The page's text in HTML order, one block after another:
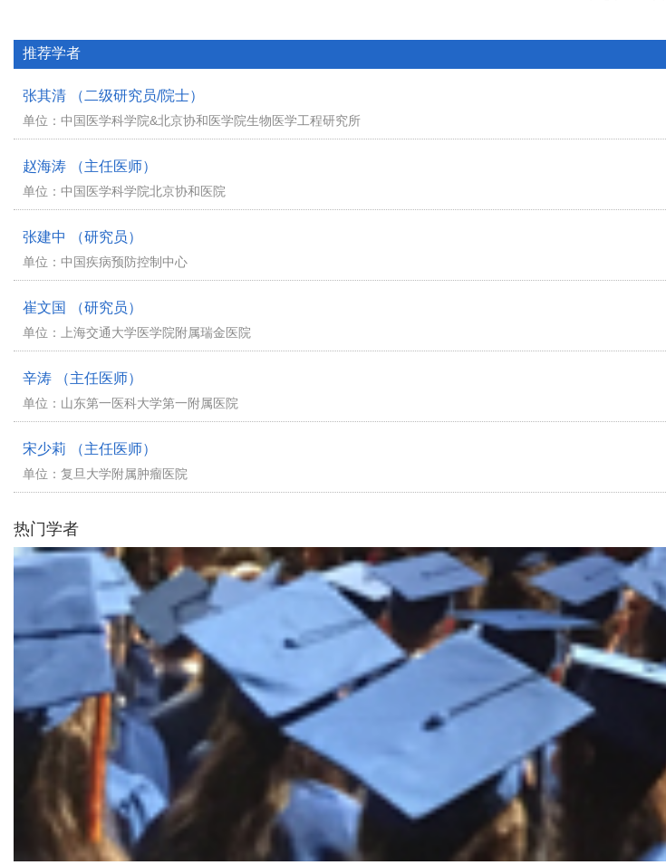
推荐学者
张其清 （二级研究员/院士）
单位：中国医学科学院&北京协和医学院生物医学工程研究所
赵海涛 （主任医师）
单位：中国医学科学院北京协和医院
张建中 （研究员）
单位：中国疾病预防控制中心
崔文国 （研究员）
单位：上海交通大学医学院附属瑞金医院
辛涛 （主任医师）
单位：山东第一医科大学第一附属医院
宋少莉 （主任医师）
单位：复旦大学附属肿瘤医院
热门学者